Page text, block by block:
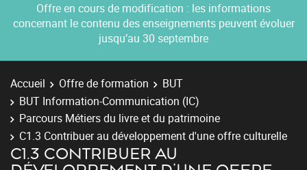
Offre en cours de modification : les informations
concernant le contenu des enseignements peuvent évoluer
jusqu’au 30 septembre
Accueil Offre de formation
BUT
BUT Information-Communication (IC)
Parcours Métiers du livre et du patrimoine
C1.3 Contribuer au développement d'une offre culturelle
C1.3 CONTRIBUER AU